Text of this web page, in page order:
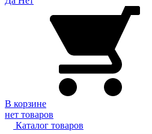
В корзине
нет товаров
Каталог товаров